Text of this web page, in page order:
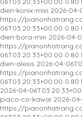
dien-konix-mixi 2026-04-
https://
06T03:20:33+00:00 0.80
dien-bora-min 2026-04-
https://
06T03:20:33+00:00 0.80
dien-alesis 2026-04-
https://
06T03:20:33+00:00 0.80
2026-04-
piaco-co-kawai 2026-
https://